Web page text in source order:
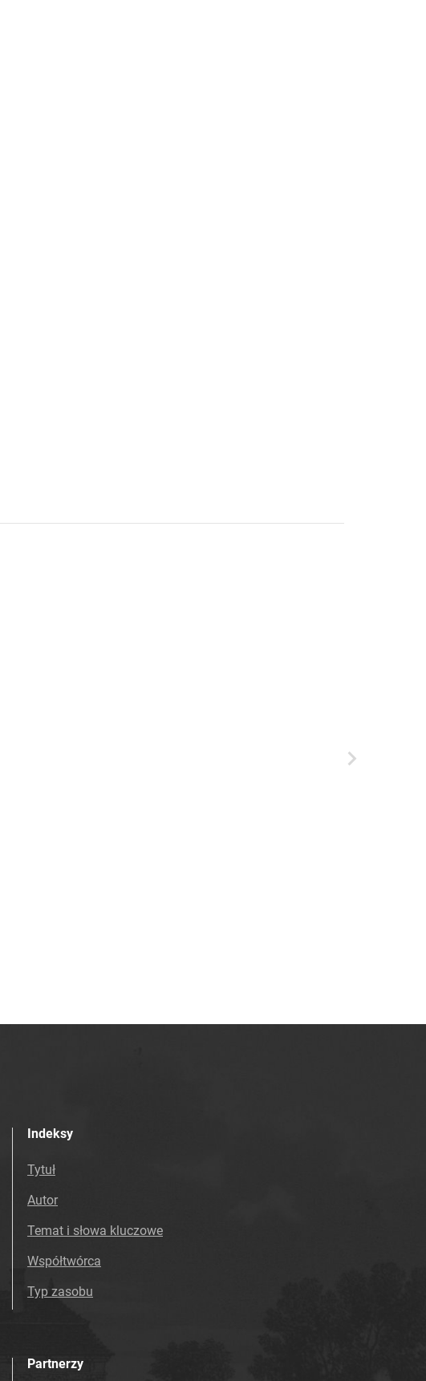
Indeksy
Tytuł
Autor
Temat i słowa kluczowe
Współtwórca
Typ zasobu
Partnerzy